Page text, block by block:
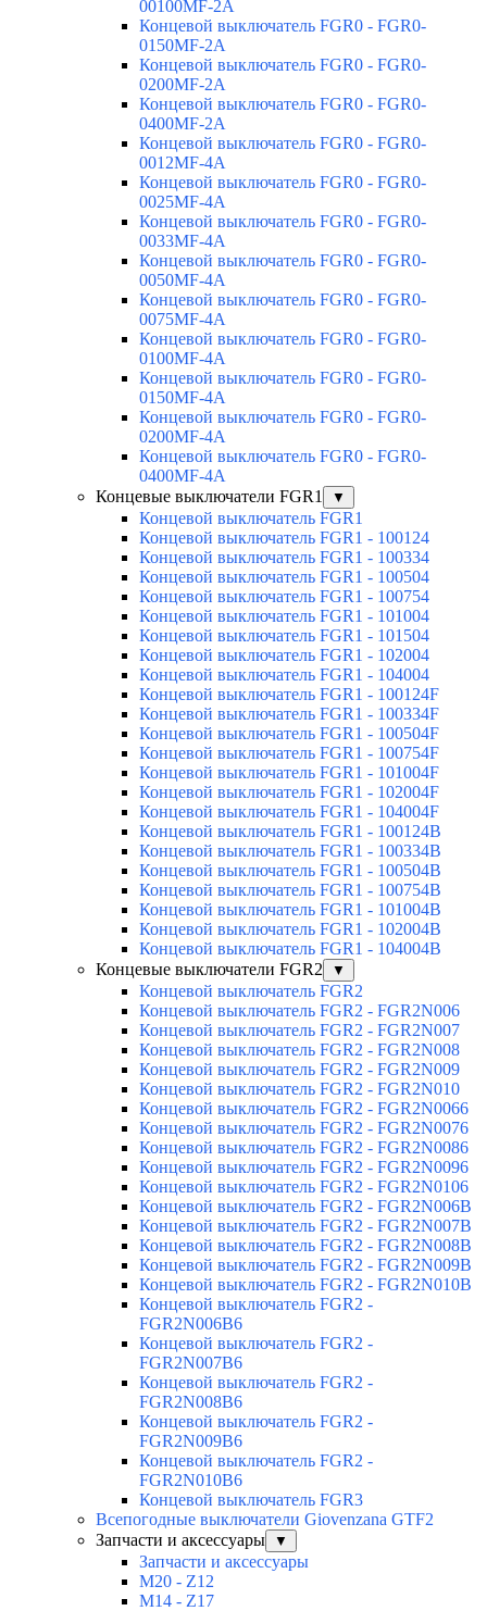
00100MF-2A
Концевой выключатель FGR0 - FGR0-
0150MF-2A
Концевой выключатель FGR0 - FGR0-
0200MF-2A
Концевой выключатель FGR0 - FGR0-
0400MF-2A
Концевой выключатель FGR0 - FGR0-
0012MF-4A
Концевой выключатель FGR0 - FGR0-
0025MF-4A
Концевой выключатель FGR0 - FGR0-
0033MF-4A
Концевой выключатель FGR0 - FGR0-
0050MF-4A
Концевой выключатель FGR0 - FGR0-
0075MF-4A
Концевой выключатель FGR0 - FGR0-
0100MF-4A
Концевой выключатель FGR0 - FGR0-
0150MF-4A
Концевой выключатель FGR0 - FGR0-
0200MF-4A
Концевой выключатель FGR0 - FGR0-
0400MF-4A
Концевые выключатели FGR1
▼
Концевой выключатель FGR1
Концевой выключатель FGR1 - 100124
Концевой выключатель FGR1 - 100334
Концевой выключатель FGR1 - 100504
Концевой выключатель FGR1 - 100754
Концевой выключатель FGR1 - 101004
Концевой выключатель FGR1 - 101504
Концевой выключатель FGR1 - 102004
Концевой выключатель FGR1 - 104004
Концевой выключатель FGR1 - 100124F
Концевой выключатель FGR1 - 100334F
Концевой выключатель FGR1 - 100504F
Концевой выключатель FGR1 - 100754F
Концевой выключатель FGR1 - 101004F
Концевой выключатель FGR1 - 102004F
Концевой выключатель FGR1 - 104004F
Концевой выключатель FGR1 - 100124B
Концевой выключатель FGR1 - 100334B
Концевой выключатель FGR1 - 100504B
Концевой выключатель FGR1 - 100754B
Концевой выключатель FGR1 - 101004B
Концевой выключатель FGR1 - 102004B
Концевой выключатель FGR1 - 104004B
Концевые выключатели FGR2
▼
Концевой выключатель FGR2
Концевой выключатель FGR2 - FGR2N006
Концевой выключатель FGR2 - FGR2N007
Концевой выключатель FGR2 - FGR2N008
Концевой выключатель FGR2 - FGR2N009
Концевой выключатель FGR2 - FGR2N010
Концевой выключатель FGR2 - FGR2N0066
Концевой выключатель FGR2 - FGR2N0076
Концевой выключатель FGR2 - FGR2N0086
Концевой выключатель FGR2 - FGR2N0096
Концевой выключатель FGR2 - FGR2N0106
Концевой выключатель FGR2 - FGR2N006B
Концевой выключатель FGR2 - FGR2N007B
Концевой выключатель FGR2 - FGR2N008B
Концевой выключатель FGR2 - FGR2N009B
Концевой выключатель FGR2 - FGR2N010B
Концевой выключатель FGR2 -
FGR2N006B6
Концевой выключатель FGR2 -
FGR2N007B6
Концевой выключатель FGR2 -
FGR2N008B6
Концевой выключатель FGR2 -
FGR2N009B6
Концевой выключатель FGR2 -
FGR2N010B6
Концевой выключатель FGR3
Всепогодные выключатели Giovenzana GTF2
Запчасти и аксессуары
▼
Запчасти и аксессуары
M20 - Z12
M14 - Z17